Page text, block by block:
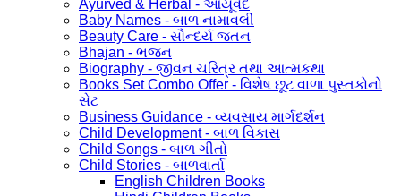
Ayurved & Herbal - આયૂર્વેદ
Baby Names - બાળ નામાવલી
Beauty Care - સૌન્દર્ય જતન
Bhajan - ભજન
Biography - જીવન ચરિત્ર તથા આત્મકથા
Books Set Combo Offer - વિશેષ છૂટ વાળા પુસ્તકોનો
સેટ
Business Guidance - વ્યવસાય માર્ગદર્શન
Child Development - બાળ વિકાસ
Child Songs - બાળ ગીતો
Child Stories - બાળવાર્તા
English Children Books